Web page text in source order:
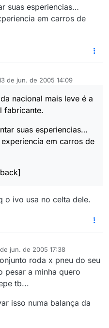
suas esperiencias…
em carros de
de jun. de 2005 14:09
nacional mais leve é a
fabricante.
suas esperiencias…
em carros de
o ivo usa no celta dele.
jun. de 2005 17:38
roda x pneu do seu
pesar a minha quero
tb...
isso numa balança da